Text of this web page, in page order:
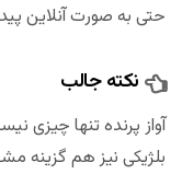
حتی به صورت آنلاین
نکته جالب
آواز پرنده تنها چیزی
بلژیکی نیز هم گزینه